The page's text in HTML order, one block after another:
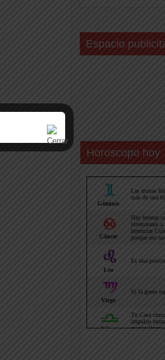
Espacio
Horoscopo hoy